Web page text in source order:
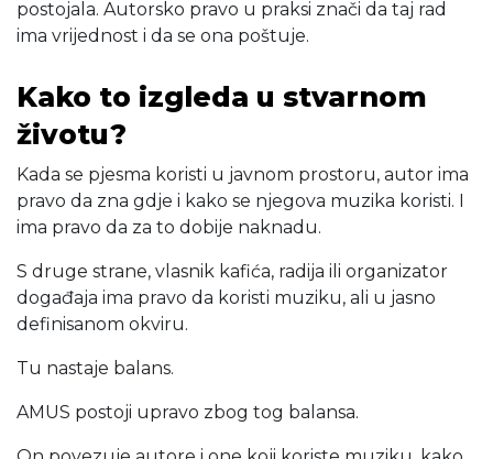
postojala. Autorsko pravo u praksi znači da taj rad
ima vrijednost i da se ona poštuje.
Kako to izgleda u stvarnom
životu?
Kada se pjesma koristi u javnom prostoru, autor ima
pravo da zna gdje i kako se njegova muzika koristi. I
ima pravo da za to dobije naknadu.
S druge strane, vlasnik kafića, radija ili organizator
događaja ima pravo da koristi muziku, ali u jasno
definisanom okviru.
Tu nastaje balans.
AMUS postoji upravo zbog tog balansa.